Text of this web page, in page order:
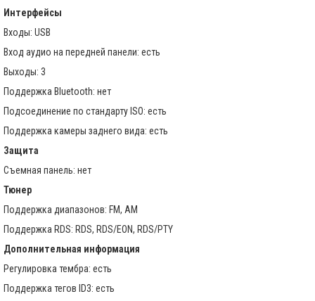
Интерфейсы
Входы: USB
Вход аудио на передней панели: есть
Выходы: 3
Поддержка Bluetooth: нет
Подсоединение по стандарту ISO: есть
Поддержка камеры заднего вида: есть
Защита
Съемная панель: нет
Тюнер
Поддержка диапазонов: FM, AM
Поддержка RDS: RDS, RDS/EON, RDS/PTY
Дополнительная информация
Регулировка тембра: есть
Поддержка тегов ID3: есть